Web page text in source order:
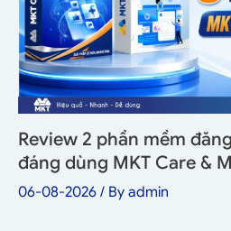
Review 2 phần mềm
đáng dùng MKT Care &
06-08-2026 / By admin